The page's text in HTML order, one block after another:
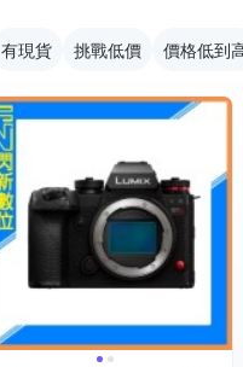
有現貨 挑戰低價 價格低到